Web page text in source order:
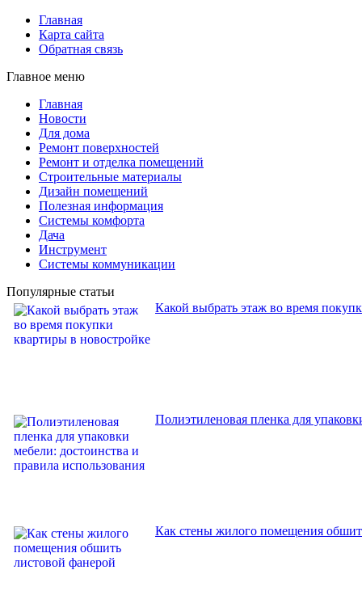
Главная
Карта сайта
Обратная связь
Главное меню
Главная
Новости
Для дома
Ремонт поверхностей
Ремонт и отделка помещений
Строительные материалы
Дизайн помещений
Полезная информация
Системы комфорта
Дача
Инструмент
Системы коммуникации
Популярные статьи
Какой выбрать этаж во время
Полиэтиленовая пленка для
Как стены жилого помещения